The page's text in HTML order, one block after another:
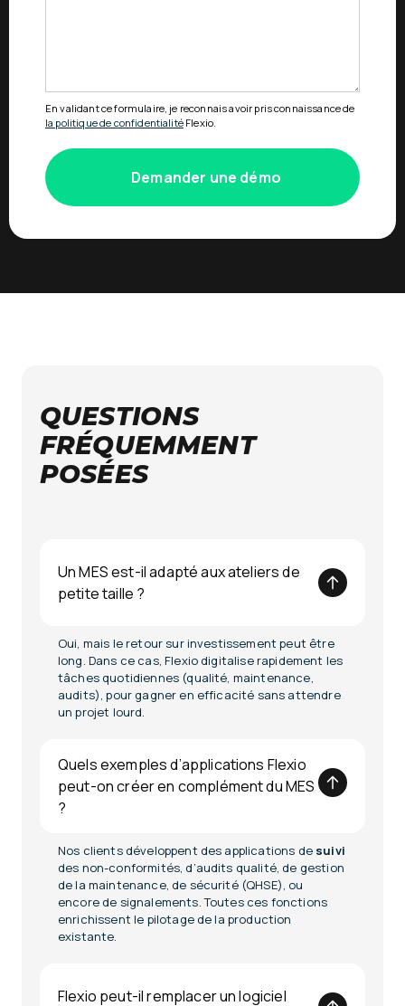
En validant ce formulaire, je reconnais avoir pris connaissance de
la politique de confidentialitéFlexio.
Demander une démo
QUESTIONS
FRÉQUEMMENT
POSÉES
Un MES est-il adapté aux ateliers de
petite taille ?
Oui, mais le retour sur investissement peut être
long. Dans ce cas, Flexio digitalise rapidement les
tâches quotidiennes (qualité, maintenance,
audits), pour gagner en efficacité sans attendre
un projet lourd.
Quels exemples d’applications Flexio
peut-on créer en complément du MES
?
Nos clients développent des applications de suivi
des non-conformités, d’audits qualité, de gestion
de la maintenance, de sécurité (QHSE), ou
encore de signalements. Toutes ces fonctions
enrichissent le pilotage de la production
existante.
Flexio peut-il remplacer un logiciel